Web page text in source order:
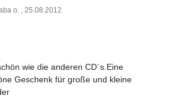
o. 25.08.2012
wie die anderen CD´s.Eine
Geschenk für große und kleine